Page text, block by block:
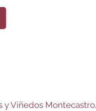
y Viñedos Montecastro,